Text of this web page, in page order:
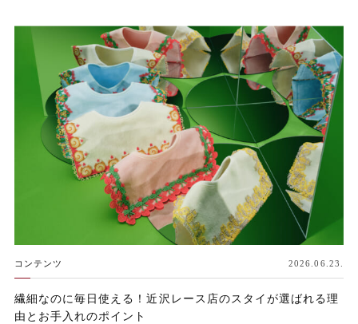
コンテンツ 2026.06.23.
繊細なのに毎日使える！近沢レース店のスタイが選ばれる理
由とお手入れのポイント